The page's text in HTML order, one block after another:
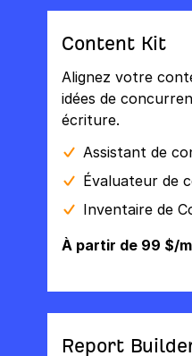
Content Kit
Alignez votre
idées de
écriture.
Assistant de
Évaluateur de
Inventaire de
À partir de 99 $/
Report